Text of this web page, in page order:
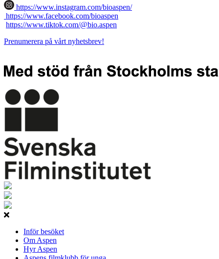
https://www.instagram.com/bioaspen/
https://www.facebook.com/bioaspen
https://www.tiktok.com/@bio.aspen
Prenumerera på vårt nyhetsbrev!
Inför besöket
Om Aspen
Hyr Aspen